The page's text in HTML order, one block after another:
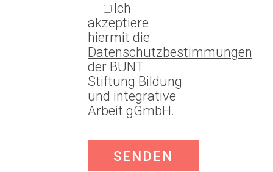
Ich
akzeptiere
hiermit die
Datenschutzbestimmungen
der BUNT
Stiftung Bildung
und integrative
Arbeit gGmbH.